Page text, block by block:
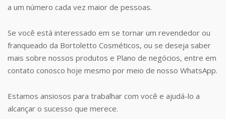
a um número cada vez maior de pessoas.
Se você está interessado em se tornar um revendedor ou
franqueado da Bortoletto Cosméticos, ou se deseja saber
mais sobre nossos produtos e Plano de negócios, entre em
contato conosco hoje mesmo por meio de nosso WhatsApp.
Estamos ansiosos para trabalhar com você e ajudá-lo a
alcançar o sucesso que merece.